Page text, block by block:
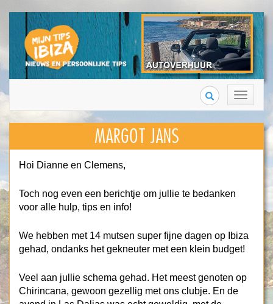
Toggle
navigation
Search
MARGOT JANS
Hoi Dianne en Clemens,
Toch nog even een berichtje om jullie te bedanken
voor alle hulp, tips en info!
We hebben met 14 mutsen super fijne dagen op Ibiza
gehad, ondanks het gekneuter met een klein budget!
Veel aan jullie schema gehad. Het meest genoten op
Chirincana, gewoon gezellig met ons clubje. En de